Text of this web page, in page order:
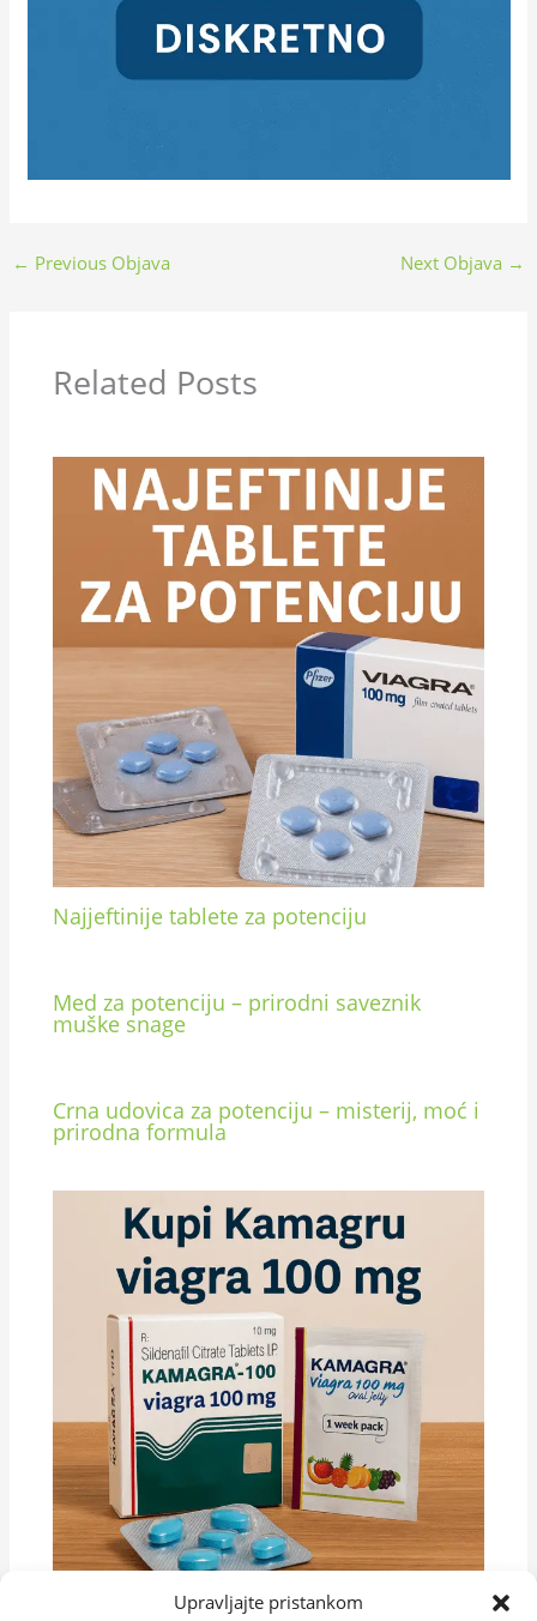
Upravljajte pristankom
← Previous Objava Next Objava →
Related Posts
Najjeftinije tablete za potenciju
Med za potenciju – prirodni saveznik
muške snage
Crna udovica za potenciju – misterij, moć i
prirodna formula